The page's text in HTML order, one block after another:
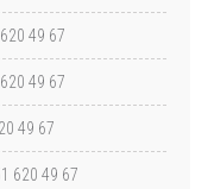
49 67
49 67
49 67
620 49 67